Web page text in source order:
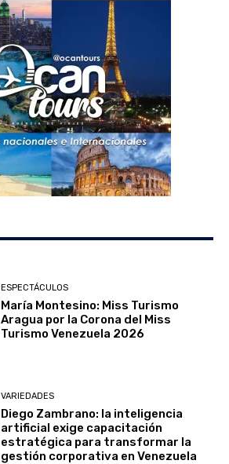
ESPECTÁCULOS
María Montesino: Miss Turismo
Aragua por la Corona del Miss
Turismo Venezuela 2026
VARIEDADES
Diego Zambrano: la inteligencia
artificial exige capacitación
estratégica para transformar la
gestión corporativa en Venezuela